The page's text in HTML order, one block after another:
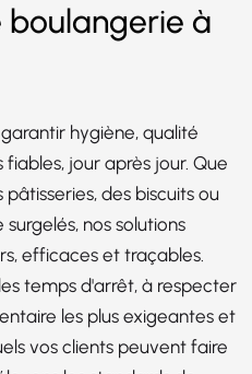
à
hygiène, qualité
jour après jour. Que
des biscuits ou
nos solutions
efficaces et traçables.
temps d'arrêt, à respecter
les plus exigeantes et
vos clients peuvent faire